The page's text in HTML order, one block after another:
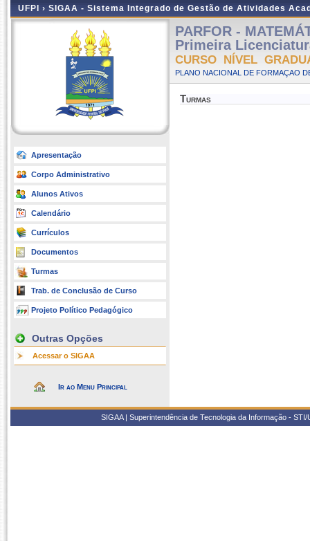
UFPI › SIGAA - Sistema Integrado de Gestão de Atividades
Apresentação
Corpo Administrativo
Alunos Ativos
Calendário
Currículos
Documentos
Turmas
Trab. de Conclusão de Curso
Projeto Político Pedagógico
Outras Opções
Acessar o SIGAA
Ir ao Menu Principal
PARFOR -
Primeira
CURSO NÍVEL
PLANO NACIONAL DE FORMAÇAO
Turmas
SIGAA | Superintendência de Tecnologia da Informação -